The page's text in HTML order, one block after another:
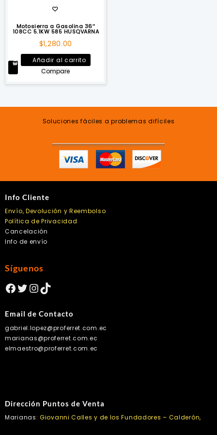
Motosierra a Gasolina 36″
108CC 5.1KW 585 HUSQVARNA
$1,280.00
Añadir al carrito
Compare
Soluciones fáciles a problemas difíciles
Info Cliente
Envío, Devolución y Reembolso
Política de Privacidad
Cancelación
Info de envío
Síguenos
Facebook
Twitter
Instagram
TikTok
Email de Contacto
gabriel.lopez@proferret.com.ec
marianas@proferret.com.ec
elmaestro@proferret.com.ec
Dirección Puntos de Venta
Marianas: Giovanni Calles y de los Fundadores – Calderón,